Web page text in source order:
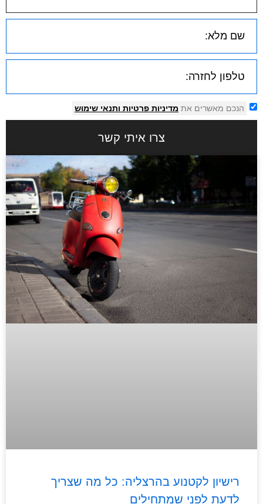
הנכם מאשרים את מדיניות פרטיות ותנאי שימוש
צרו איתי קשר
רישיון לקטנוע בהרצליה: כל מה שצריך
לדעת לפני שמתחילים